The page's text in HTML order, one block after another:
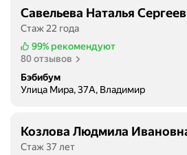
а
н
л
Савельева Наталья
Стаж 22 года
99% рекомендуют
80 отзывов
Бэбибум
Улица Мира, 37А, Владимир
Козлова Людмила
Стаж 37 лет